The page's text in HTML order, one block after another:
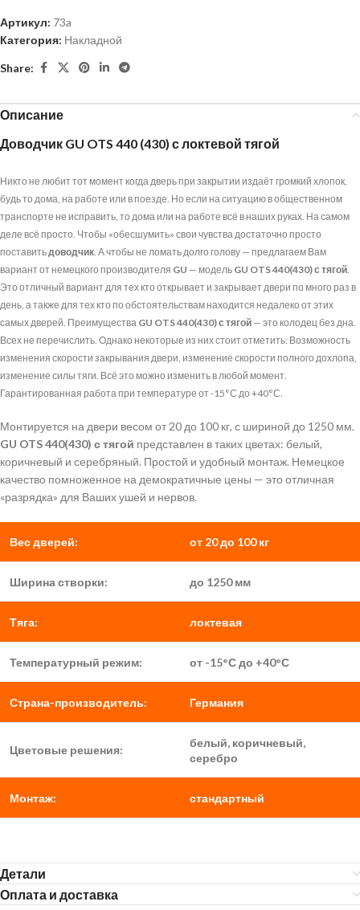
Артикул: 73a
Категория: Накладной
Share:
Описание
Доводчик GU OTS 440 (430) с локтевой тягой
Никто не любит тот момент когда дверь при закрытии издаёт громкий хлопок,
будь то дома, на работе или в поезде. Но если на ситуацию в общественном
транспорте не исправить, то дома или на работе всё в наших руках. На самом
деле всё просто. Чтобы «обесшумить» свои чувства достаточно просто
поставитьдоводчик. А чтобы не ломать долго голову — предлагаем Вам
вариант от немецкого производителя GU — модель GU OTS 440(430) с тягой.
Это отличный вариант для тех кто открывает и закрывает двери по много раз в
день, а также для тех кто по обстоятельствам находится недалеко от этих
самых дверей. Преимущества GU OTS 440(430) с тягой — это колодец без дна.
Всех не перечислить. Однако некоторые из них стоит отметить: Возможность
изменения скорости закрывания двери, изменение скорости полного дохлопа,
изменение силы тяги. Всё это можно изменить в любой момент.
Гарантированная работа при температуре от -15°С до +40°С.
Монтируется на двери весом от 20 до 100 кг, с шириной до 1250 мм.
GU OTS 440(430) с тягой представлен в таких цветах: белый,
коричневый и серебряный. Простой и удобный монтаж. Немецкое
качество помноженное на демократичные цены — это отличная
«разрядка» для Ваших ушей и нервов.
Вес дверей: от 20 до 100 кг
Ширина створки: до 1250 мм
Тяга: локтевая
Температурный режим: от -15°С до +40°С
Страна-производитель: Германия
Цветовые решения:
белый, коричневый,
серебро
Монтаж: стандартный
Детали
Оплата и доставка